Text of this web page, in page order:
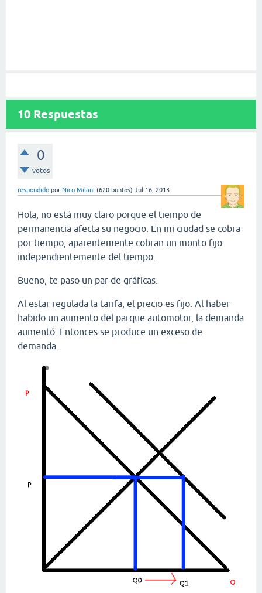
10 Respuestas
0
votos
respondido por Nico Milani (620 puntos) Jul 16, 2013
Hola, no está muy claro porque el tiempo de
permanencia afecta su negocio. En mi ciudad se cobra
por tiempo, aparentemente cobran un monto fijo
independientemente del tiempo.
Bueno, te paso un par de gráficas.
Al estar regulada la tarifa, el precio es fijo. Al haber
habido un aumento del parque automotor, la demanda
aumentó. Entonces se produce un exceso de
demanda.